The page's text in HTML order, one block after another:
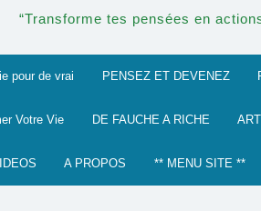
“Transforme tes pensées en
pour de vrai PENSEZ ET DEVENEZ
Votre Vie DE FAUCHE A RICHE
A PROPOS ** MENU SITE **